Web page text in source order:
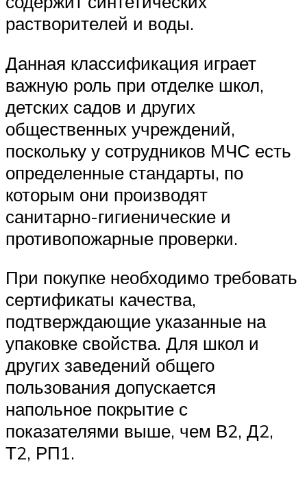
растворителей и воды.
Данная классификация играет
важную роль при отделке школ,
детских садов и других
общественных учреждений,
поскольку у сотрудников МЧС есть
определенные стандарты, по
которым они производят
санитарно-гигиенические и
противопожарные проверки.
При покупке необходимо требовать
сертификаты качества,
подтверждающие указанные на
упаковке свойства. Для школ и
других заведений общего
пользования допускается
напольное покрытие с
показателями выше, чем В2, Д2,
Т2, РП1.